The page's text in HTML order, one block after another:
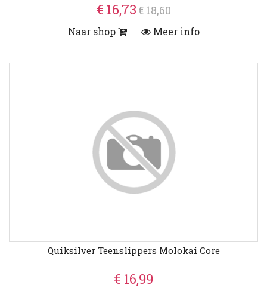
€ 16,73€ 18,60
Naar shop Meer info
Quiksilver Teenslippers Molokai Core
€ 16,99